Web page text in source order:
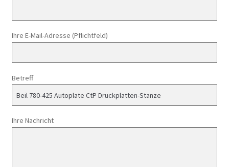
Ihre E-Mail-Adresse (Pflichtfeld)
Betreff
Ihre Nachricht